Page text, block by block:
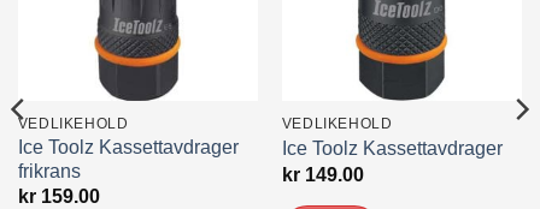
VEDLIKEHOLD
Ice Toolz Kassettavdrager
frikrans
kr159.00
VEDLIKEHOLD
Ice Toolz Kassettavdrager
kr149.00